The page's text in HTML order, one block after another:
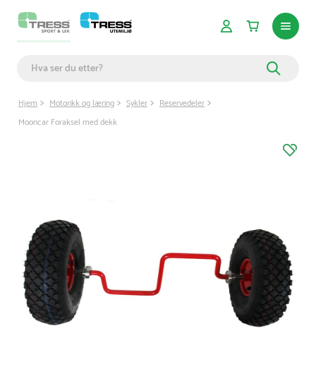
Hjem Motorikk og læring Sykler
Reservedeler
Mooncar Foraksel med dekk